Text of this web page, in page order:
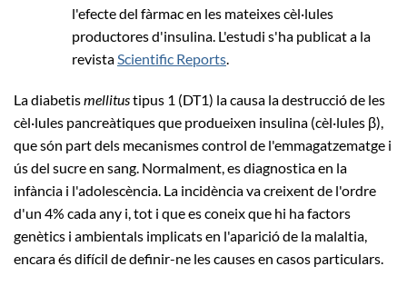
l'efecte del fàrmac en les mateixes cèl·lules
productores d'insulina. L'estudi s'ha publicat a la
revista Scientific Reports
La diabetismellitustipus 1 (DT1) la causa la destrucció de les
cèl·lules pancreàtiques que produeixen insulina (cèl·lules β),
que són part dels mecanismes control de l'emmagatzematge i
ús del sucre en sang. Normalment, es diagnostica en la
infància i l'adolescència. La incidència va creixent de l'ordre
d'un 4% cada any i, tot i que es coneix que hi ha factors
genètics i ambientals implicats en l'aparició de la malaltia,
encara és difícil de definir-ne les causes en casos particulars.